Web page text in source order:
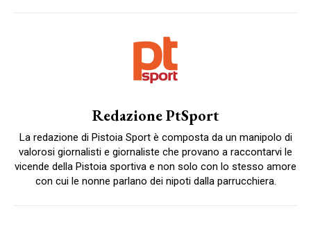
Redazione PtSport
La redazione di Pistoia Sport è composta da un manipolo di
valorosi giornalisti e giornaliste che provano a raccontarvi le
vicende della Pistoia sportiva e non solo con lo stesso amore
con cui le nonne parlano dei nipoti dalla parrucchiera.